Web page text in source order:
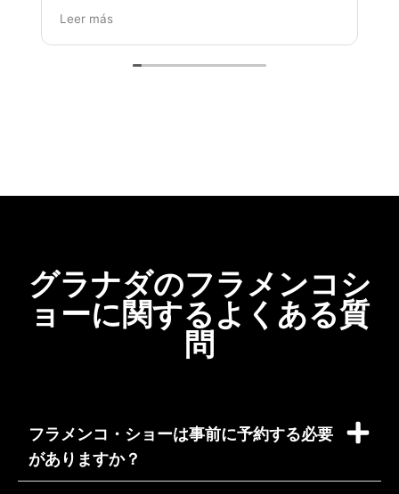
profesionalismo, tanto en la cocina como en
el escenario. Artistas y actuación
impresionantes. ¡Bravo y mil gracias por
Leer más
グラナダのフラメンコシ
ョーに関するよくある質
問
フラメンコ・ショーは事前に予約する必要
がありますか？